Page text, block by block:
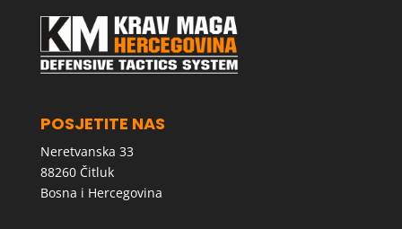
POSJETITE NAS
Neretvanska 33
88260 Čitluk
Bosna i Hercegovina